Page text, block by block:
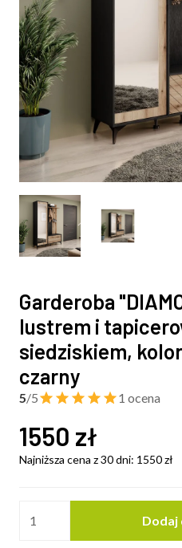
Garderoba
lustrem i
siedziskiem,
czarny
5/5 1 ocena
1550 zł
Najniższa cena z 30 dni: 1550zł
Dodaj